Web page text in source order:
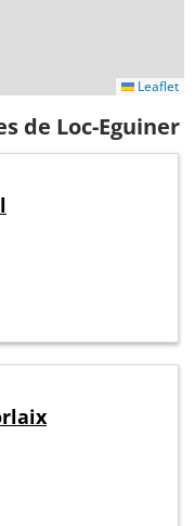
Leaflet
de Loc-Eguiner